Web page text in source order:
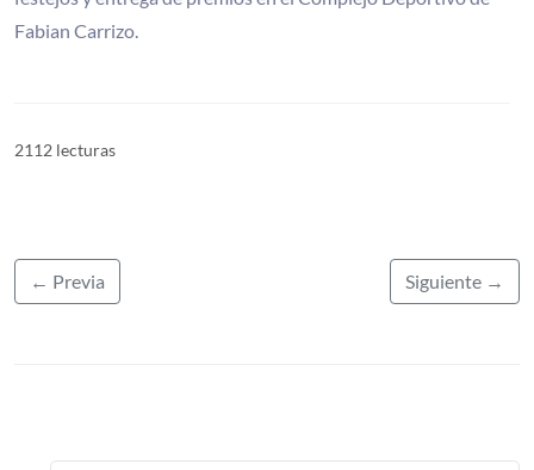
Fabian Carrizo.
2112 lecturas
← Previa Siguiente →